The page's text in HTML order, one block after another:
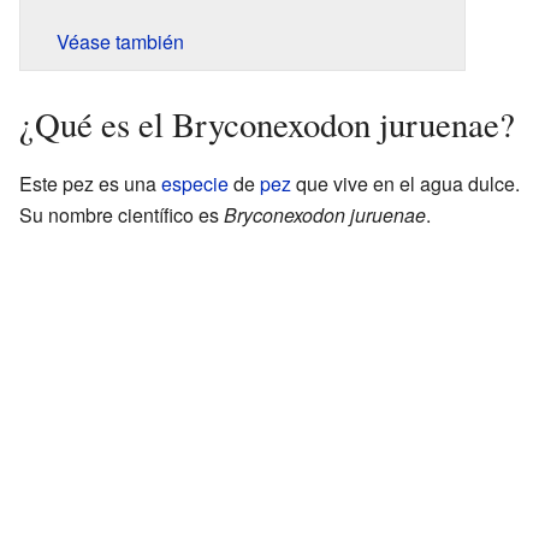
Véase también
¿Qué es el Bryconexodon juruenae?
Este pez es unaespeciedepezque vive en el agua dulce.
Su nombre científico esBryconexodon juruenae.